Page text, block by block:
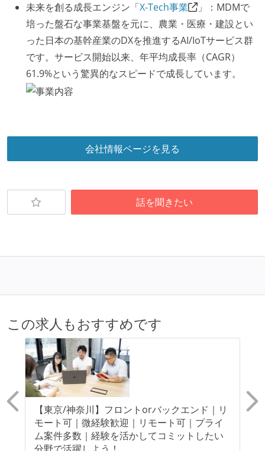
未来を創る成長エンジン「X-Tech事業
」：MDMで
培った盤石な事業基盤を元に、農業・医療・建設とい
った日本の基幹産業のDXを推進するAI/IoTサービス群
です。サービス開始以来、年平均成長率（CAGR）
61.9%という驚異的なスピードで成長しています。
会社情報ページを見る
話を聞きたい
この求人もおすすめです
【東京/神奈川】フロントorバックエンド｜リ
モート可｜微経験歓迎｜リモート可｜プライ
ム案件多数｜経験を活かしてコミットしたい